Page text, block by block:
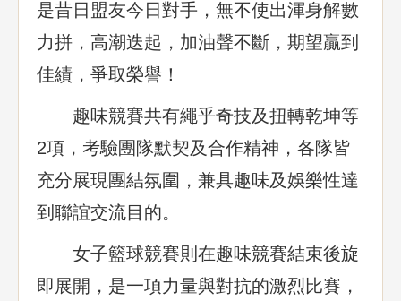
是昔日盟友今日對手，無不使出渾身解數
力拼，高潮迭起，加油聲不斷，期望贏到
佳績，爭取榮譽！
趣味競賽共有繩乎奇技及扭轉乾坤等
2項，考驗團隊默契及合作精神，各隊皆
充分展現團結氛圍，兼具趣味及娛樂性達
到聯誼交流目的。
女子籃球競賽則在趣味競賽結束後旋
即展開，是一項力量與對抗的激烈比賽，